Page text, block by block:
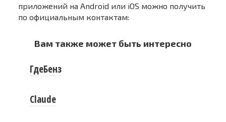
приложений на Android или iOS можно получить
по официальным контактам:
Вам также может быть интересно
ГдеБенз
Claude